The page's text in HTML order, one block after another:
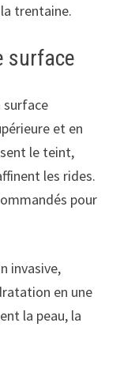
trentaine.
surface
surface
et en
le teint,
les rides.
pour
invasive,
en une
la peau, la